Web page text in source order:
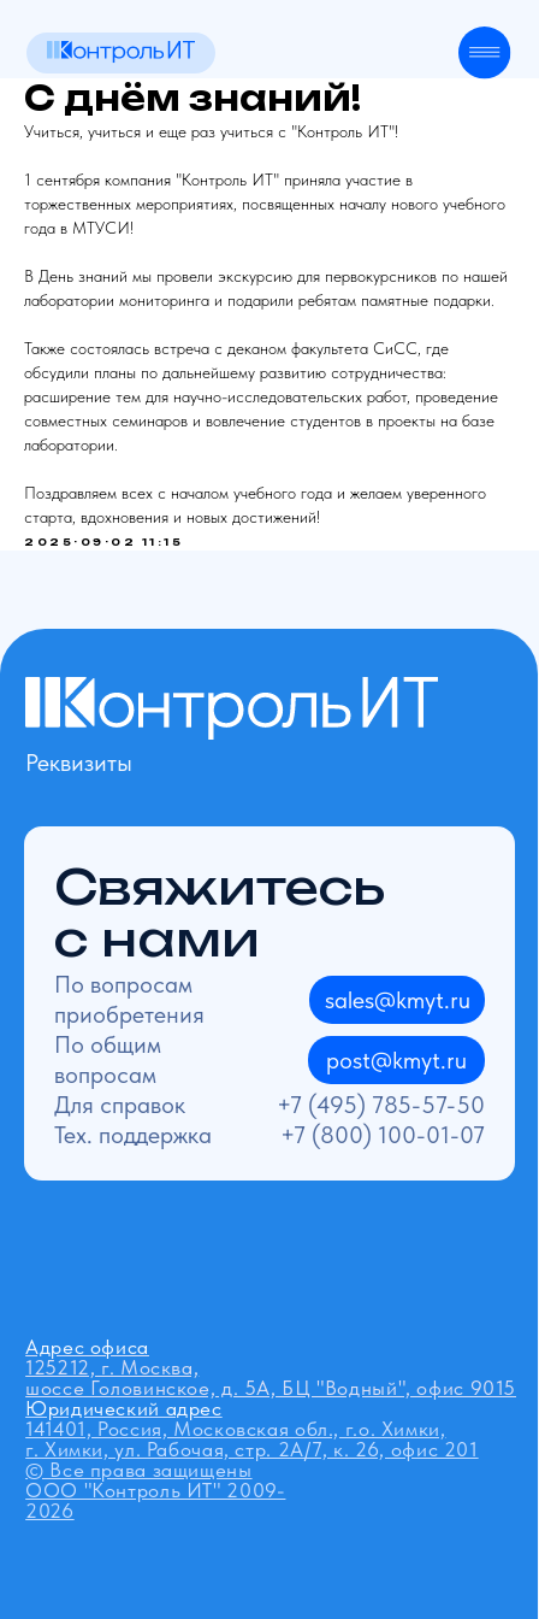
Главная
О компании
Продукт
Контакты
Новости
Техподдержка
С днём знаний!
Учиться, учиться и еще раз учиться с "Контроль ИТ"!
1 сентября компания "Контроль ИТ" приняла участие в
торжественных мероприятиях, посвященных началу нового учебного
года в МТУСИ!
В День знаний мы провели экскурсию для первокурсников по нашей
лаборатории мониторинга и подарили ребятам памятные подарки.
Также состоялась встреча с деканом факультета СиСС, где
обсудили планы по дальнейшему развитию сотрудничества:
расширение тем для научно-исследовательских работ, проведение
совместных семинаров и вовлечение студентов в проекты на базе
лаборатории.
Поздравляем всех с началом учебного года и желаем уверенного
старта, вдохновения и новых достижений!
2025-09-02 11:15
Адрес офиса
125212, г. Москва,
шоссе Головинское, д. 5А, БЦ "Водный", офис 9015
Юридический адрес
141401, Россия, Московская обл., г.о. Химки,
г. Химки, ул. Рабочая, стр. 2А/7, к. 26, офис 201
© Все права защищены
Свяжитесь
с нами
вопросам
Для справок
+7 (495) 785-57-50
Тех. поддержка
+7 (800) 100-01-07